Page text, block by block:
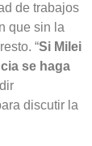
de trabajos
que sin la
“Si Milei
se haga
discutir la